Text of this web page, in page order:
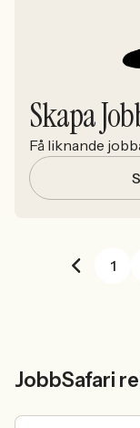
Skapa
Få liknande
1
JobbSafari